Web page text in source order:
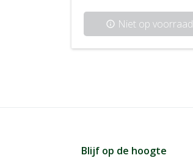
info Niet op voorraad
Blijf op de hoogte